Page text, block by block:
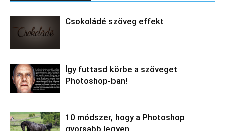
Csokoládé szöveg effekt
Így futtasd körbe a szöveget
Photoshop-ban!
10 módszer, hogy a Photoshop